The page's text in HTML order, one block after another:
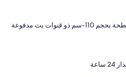
تلفزيون بشاشة مسطحة بحجم 110-سم ذو قنوات بث مدفوعة